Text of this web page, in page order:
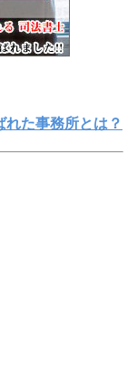
た事務所とは？